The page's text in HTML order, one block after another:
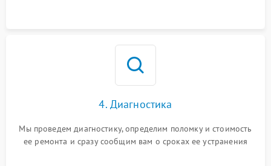
4. Диагностика
Мы проведем диагностику, определим поломку и стоимость
ее ремонта и сразу сообщим вам о сроках ее устранения